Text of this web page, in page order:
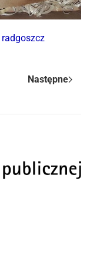
radgoszcz
Następne